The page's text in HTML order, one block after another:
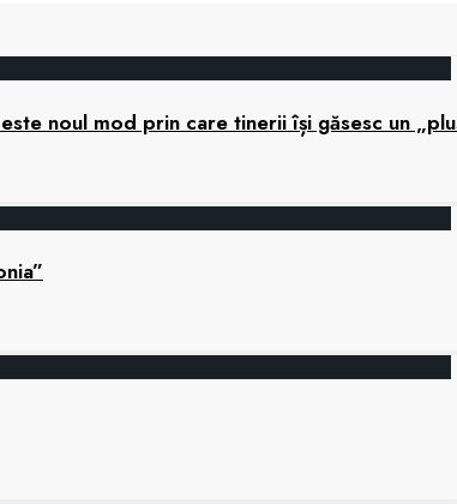
noul mod prin care tinerii își găsesc un